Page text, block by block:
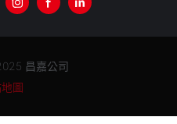
昌嘉公司
圖